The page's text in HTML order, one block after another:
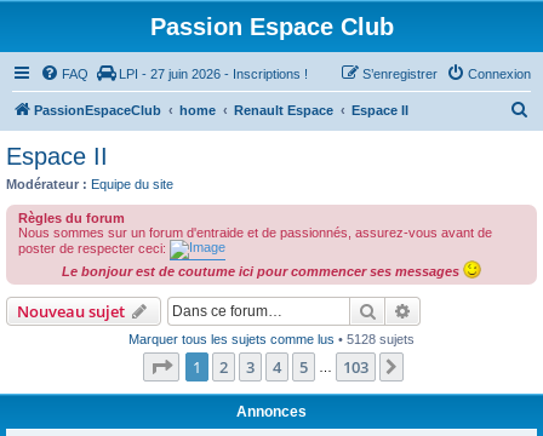
Passion Espace Club
FAQ LPI - 27 juin 2026 - Inscriptions ! Connexion
S’enregistrer
PassionEspaceClub home Renault Espace Espace II
c
Espace II
Modérateur : Equipe du site
Règles du forum
Nous sommes sur un forum d'entraide et de passionnés, assurez-vous avant de
poster de respecter ceci:
Le bonjour est de coutume ici pour commencer ses messages
Nouveau sujet Rechercher
Marquer tous les sujets comme lus • 5128 sujets
Page 1sur103
1 2 3 4 5 103
Annonces